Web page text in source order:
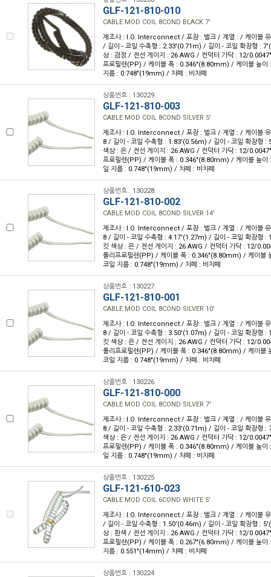
GLF-121-810-010
CABLE MOD COIL 8COND BLACK 7'
제조사 : I.O. Interconnect / 포장 : 벌크 / 계열 : / 케이블
/ 길이 - 코일 수축형 : 2.33'(0.71m) / 길이 - 코일 확장형 :
상 : 검정 / 전선 게이지 : 26 AWG / 컨덕터 가닥 : 12/
프로필렌(PP) / 케이블 폭 : 0.346"(8.80mm) / 케이블 높
지름 : 0.748"(19mm) / 차폐 : 비차폐
상품번호 : 130229
GLF-121-810-003
CABLE MOD COIL 8COND SILVER 5'
제조사 : I.O. Interconnect / 포장 : 벌크 / 계열 : / 케이블
8 / 길이 - 코일 수축형 : 1.83'(0.56m) / 길이 - 코일 확장형
색상 : 은 / 전선 게이지 : 26 AWG / 컨덕터 가닥 : 12/
프로필렌(PP) / 케이블 폭 : 0.346"(8.80mm) / 케이블 높
일 지름 : 0.748"(19mm) / 차폐 : 비차폐
상품번호 : 130228
GLF-121-810-002
CABLE MOD COIL 8COND SILVER 14'
제조사 : I.O. Interconnect / 포장 : 벌크 / 계열 : / 케이블
8 / 길이 - 코일 수축형 : 4.17'(1.27m) / 길이 - 코일 확장형
킷 색상 : 은 / 전선 게이지 : 26 AWG / 컨덕터 가닥 : 12/
폴리프로필렌(PP) / 케이블 폭 : 0.346"(8.80mm) / 케이
코일 지름 : 0.748"(19mm) / 차폐 : 비차폐
상품번호 : 130227
GLF-121-810-001
CABLE MOD COIL 8COND SILVER 10'
제조사 : I.O. Interconnect / 포장 : 벌크 / 계열 : / 케이블
8 / 길이 - 코일 수축형 : 3.50'(1.07m) / 길이 - 코일 확장형
킷 색상 : 은 / 전선 게이지 : 26 AWG / 컨덕터 가닥 : 12/
폴리프로필렌(PP) / 케이블 폭 : 0.346"(8.80mm) / 케이
코일 지름 : 0.748"(19mm) / 차폐 : 비차폐
상품번호 : 130226
GLF-121-810-000
CABLE MOD COIL 8COND SILVER 7'
제조사 : I.O. Interconnect / 포장 : 벌크 / 계열 : / 케이블
8 / 길이 - 코일 수축형 : 2.33'(0.71m) / 길이 - 코일 확장형
색상 : 은 / 전선 게이지 : 26 AWG / 컨덕터 가닥 : 12/
프로필렌(PP) / 케이블 폭 : 0.346"(8.80mm) / 케이블 높
일 지름 : 0.748"(19mm) / 차폐 : 비차폐
상품번호 : 130225
GLF-121-610-023
CABLE MOD COIL 6COND WHITE 5'
제조사 : I.O. Interconnect / 포장 : 벌크 / 계열 : / 케이블
/ 길이 - 코일 수축형 : 1.50'(0.46m) / 길이 - 코일 확장형 :
상 : 흰색 / 전선 게이지 : 26 AWG / 컨덕터 가닥 : 12/
프로필렌(PP) / 케이블 폭 : 0.267"(6.80mm) / 케이블 높
지름 : 0.551"(14mm) / 차폐 : 비차폐
상품번호 : 130224